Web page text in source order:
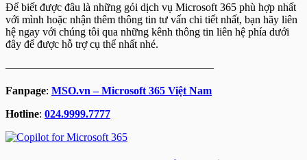
Để biết được đâu là những gói dịch vụ Microsoft 365 phù hợp nhất
với mình hoặc nhận thêm thông tin tư vấn chi tiết nhất, bạn hãy liên
hệ ngay với chúng tôi qua những kênh thông tin liên hệ phía dưới
đây để được hỗ trợ cụ thể nhất nhé.
———————————————————
Fanpage: MSO.vn – Microsoft 365 Việt Nam
Hotline: 024.9999.7777